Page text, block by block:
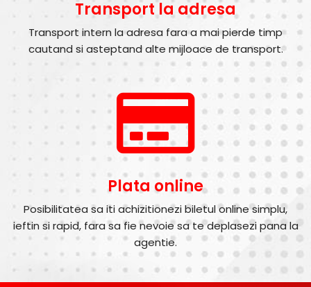
Transport la adresa
Transport intern la adresa fara a mai pierde timp
cautand si asteptand alte mijloace de transport.
Plata online
Posibilitatea sa iti achizitionezi biletul online simplu,
ieftin si rapid, fara sa fie nevoie sa te deplasezi pana la
agentie.